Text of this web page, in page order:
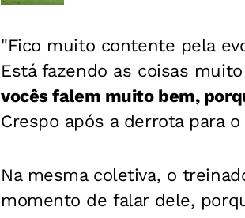
"Fico muito contente pela
Está fazendo as coisas
vocês falem muito bem,
Crespo após a derrota para
Na mesma coletiva, o
momento de falar dele,